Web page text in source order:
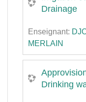
Drainage
Enseignant:
MERLAIN
Drinking